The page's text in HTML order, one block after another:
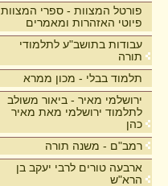
פורטל המצוות - ספרי המצוות,
פיוטי האזהרות ומאמרים
עבודות בתושב"ע לתלמודי
תורה
תלמוד בבלי - מכון ממרא
ירושלמי מאיר - ביאור משולב
לתלמוד ירושלמי מאת מאיר
כהן
רמב"ם - משנה תורה
ארבעה טורים לרבי יעקב בן
הרא"ש